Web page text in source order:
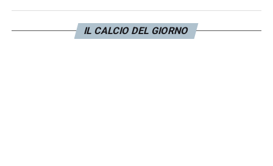
Mondiale, ho detto, potrete giocare o stare
IL CALCIO DEL GIORNO